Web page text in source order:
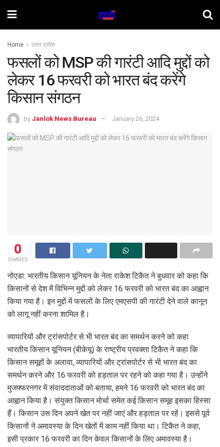
Home उत्तर प्रदेश
फसलों को MSP की गारंटी आदि मुद्दों को
लेकर 16 फरवरी को भारत बंद करेंगे
किसान संगठन
by Janlok News Bureau January 26, 2024
0
SHARES
नोएडा: भारतीय किसान यूनियन के नेता राकेश टिकैत ने बुधवार को कहा कि
किसानों से देश में विभिन्न मुद्दों को लेकर 16 फरवरी को भारत बंद का आह्वान
किया गया है। इन मुद्दों में फसलों के लिए एमएसपी की गारंटी देने वाले कानून
को लागू नहीं करना शामिल है।
व्यापारियों और ट्रांसपोर्टर से भी भारत बंद का समर्थन करने को कहा
भारतीय किसान यूनियन (बीकेयू) के राष्ट्रीय प्रवक्ता टिकैत ने कहा कि
किसान समूहों के अलावा, व्यापारियों और ट्रांसपोर्टर से भी भारत बंद का
समर्थन करने और 16 फरवरी को हड़ताल पर रहने को कहा गया है। उन्होंने
मुजफ्फरनगर में संवाददाताओं को बताया, हमने 16 फरवरी को भारत बंद का
आह्वान किया है। संयुक्त किसान मोर्चा समेत कई किसान समूह इसका हिस्सा
हैं। किसान उस दिन अपने खेत पर नहीं जाएं और हड़ताल पर रहें। इससे पूर्व
किसानों ने अमावस्या के दिन खेतों में काम नहीं किया था। टिकैत ने कहा,
इसी प्रकार 16 फरवरी का दिन केवल किसानों के लिए अमावस्या है।